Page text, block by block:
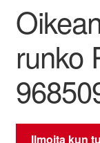
Tilini
Valitukset
runko
Ilmoita kun